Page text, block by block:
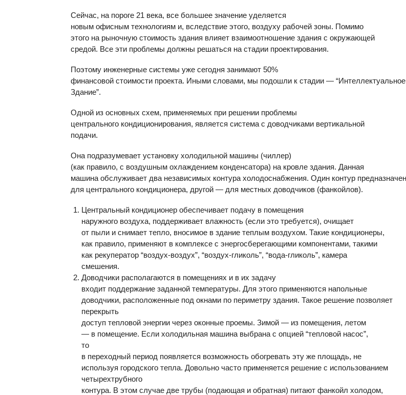
Сейчас, на пороге 21 века, все большее значение уделяется
новым офисным технологиям и, вследствие этого, воздуху рабочей зоны. Помимо
этого на рыночную стоимость здания влияет взаимоотношение здания с окружающей
средой. Все эти проблемы должны решаться на стадии проектирования.
Поэтому инженерные системы уже сегодня занимают 50%
финансовой стоимости проекта. Иными словами, мы подошли к стадии — “Интеллектуальное
Здание”.
Одной из основных схем, применяемых при решении проблемы
центрального кондиционирования, является система с доводчиками вертикальной
подачи.
Она подразумевает установку холодильной машины (чиллер)
(как правило, с воздушным охлаждением конденсатора) на кровле здания. Данная
машина обслуживает два независимых контура холодоснабжения. Один контур предназначен
для центрального кондиционера, другой — для местных доводчиков (фанкойлов).
Центральный кондиционер обеспечивает подачу в помещения
наружного воздуха, поддерживает влажность (если это требуется), очищает
от пыли и снимает тепло, вносимое в здание теплым воздухом. Такие кондиционеры,
как правило, применяют в комплексе с энергосберегающими компонентами, такими
как рекуператор “воздух-воздух”, “воздух-гликоль”, “вода-гликоль”, камера
смешения.
Доводчики располагаются в помещениях и в их задачу
входит поддержание заданной температуры. Для этого применяются напольные
доводчики, расположенные под окнами по периметру здания. Такое решение позволяет
перекрыть
доступ тепловой энергии через оконные проемы. Зимой — из помещения, летом
— в помещение. Если холодильная машина выбрана с опцией “тепловой насос”,
то
в переходный период появляется возможность обогревать эту же площадь, не
используя городского тепла. Довольно часто применяется решение с использованием
четырехтрубного
контура. В этом случае две трубы (подающая и обратная) питают фанкойл холодом,